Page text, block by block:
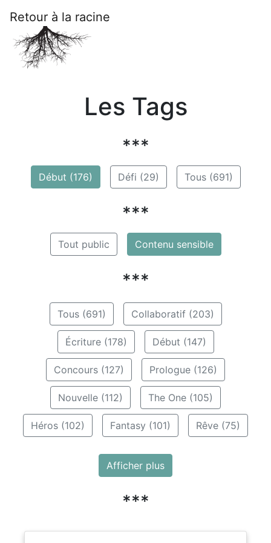
Retour à la racine
Les Tags
***
Début (176) Défi (29) Tous (691)
***
Tout public Contenu sensible
***
Tous (691) Collaboratif (203)
Écriture (178) Début (147)
Concours (127) Prologue (126)
Nouvelle (112) The One (105)
Héros (102) Fantasy (101) Rêve (75)
Afficher plus
***